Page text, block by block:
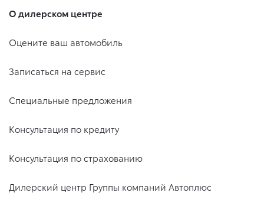
О дилерском центре
Оцените ваш автомобиль
Записаться на сервис
Специальные предложения
Консультация по кредиту
Консультация по страхованию
Дилерский центр Группы компаний Автоплюс